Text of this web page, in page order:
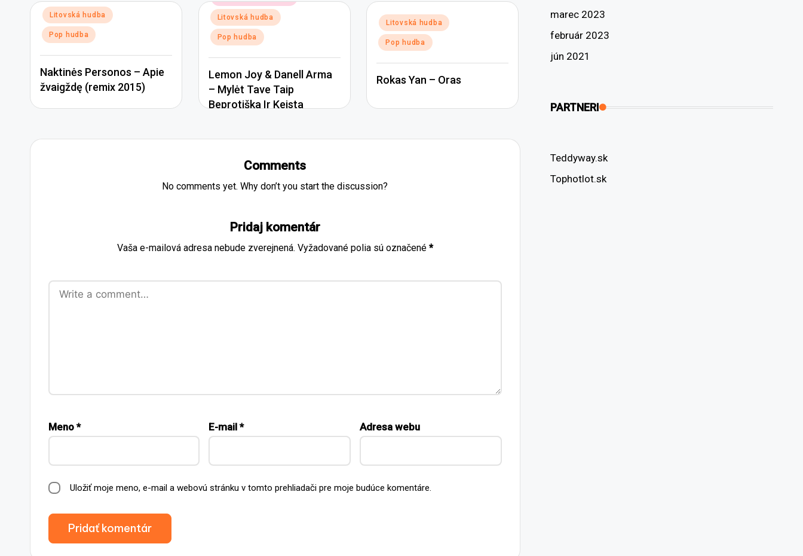
Posted
in
Litovská hudba
Pop hudba
Naktinės Personos – Apie
žvaigždę (remix 2015)
in
Litovská hudba
Pop hudba
Lemon Joy & Danell Arma
– Mylėt Tave Taip
Beprotiška Ir Keista
Posted
in
Litovská hudba
Pop hudba
Rokas Yan – Oras
Comments
No comments yet. Why don’t you start the discussion?
Pridaj komentár
Vaša e-mailová adresa nebude zverejnená. Vyžadované polia sú označené *
Meno * E-mail * Adresa webu
Uložiť moje meno, e-mail a webovú stránku v tomto prehliadači pre moje budúce komentáre.
marec 2023
február 2023
jún 2021
PARTNERI
Teddyway.sk
Tophotlot.sk